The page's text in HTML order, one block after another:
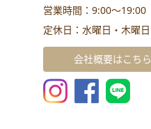
営業時間：9:00～19:00
定休日：水曜日・木曜日
会社概要はこちら